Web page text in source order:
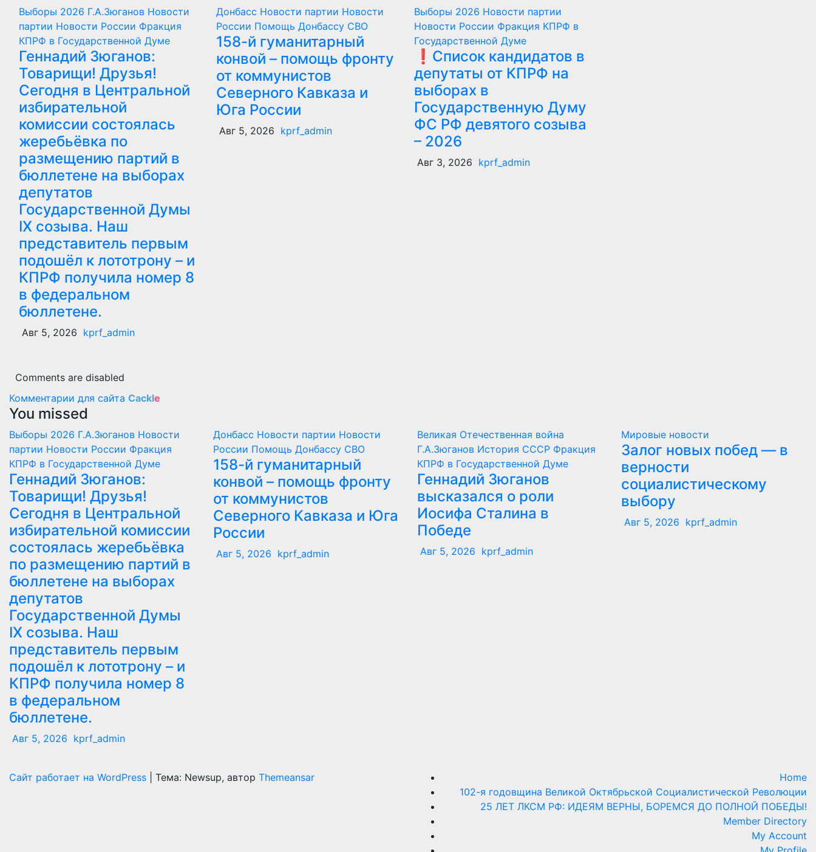
Выборы 2026 Г.А.Зюганов Новости
партии Новости России Фракция
КПРФ в Государственной Думе
Геннадий Зюганов:
Товарищи! Друзья!
Сегодня в Центральной
избирательной
комиссии состоялась
жеребьёвка по
размещению партий в
бюллетене на выборах
депутатов
Государственной Думы
IX созыва. Наш
представитель первым
подошёл к лототрону – и
КПРФ получила номер 8
в федеральном
бюллетене.
Авг 5, 2026 kprf_admin
Донбасс Новости партии Новости
России Помощь Донбассу СВО
158-й гуманитарный
конвой – помощь фронту
от коммунистов
Северного Кавказа и
Юга России
Авг 5, 2026 kprf_admin
Выборы 2026 Новости партии
Новости России Фракция КПРФ в
Государственной Думе
❗️Список кандидатов в
депутаты от КПРФ на
выборах в
Государственную Думу
ФС РФ девятого созыва
– 2026
Авг 3, 2026 kprf_admin
Comments are disabled
Комментарии для сайта Cackle
You missed
Выборы 2026 Г.А.Зюганов Новости
партии Новости России Фракция
КПРФ в Государственной Думе
Геннадий Зюганов:
Товарищи! Друзья!
Сегодня в Центральной
избирательной комиссии
состоялась жеребьёвка
по размещению партий в
бюллетене на выборах
депутатов
Государственной Думы
IX созыва. Наш
представитель первым
подошёл к лототрону – и
КПРФ получила номер 8
в федеральном
бюллетене.
Авг 5, 2026 kprf_admin
Донбасс Новости партии Новости
России Помощь Донбассу СВО
158-й гуманитарный
конвой – помощь фронту
от коммунистов
Северного Кавказа и Юга
России
Авг 5, 2026 kprf_admin
Великая Отечественная война
Г.А.Зюганов История СССР Фракция
КПРФ в Государственной Думе
Геннадий Зюганов
высказался о роли
Иосифа Сталина в
Победе
Авг 5, 2026 kprf_admin
Мировые новости
Залог новых побед — в
верности
социалистическому
выбору
Авг 5, 2026 kprf_admin
Сайт работает на WordPress Тема: Newsup, автор Themeansar
Home
102-я годовщина Великой Октябрьской Социалистической Революции
25 ЛЕТ ЛКСМ РФ: ИДЕЯМ ВЕРНЫ, БОРЕМСЯ ДО ПОЛНОЙ ПОБЕДЫ!
Member Directory
My Account